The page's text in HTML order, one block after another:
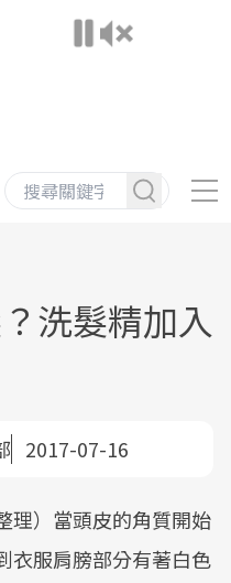
洗髮精加入
2017-07-16
理）當頭皮的角質開始
衣服肩膀部分有著白色